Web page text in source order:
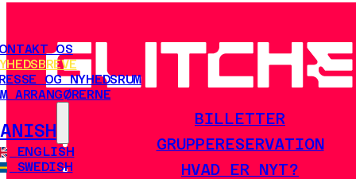
OS
OG NYHEDSRUM
ARRANGØRERNE
ENGLISH
SWEDISH
BILLETTER
GRUPPERESERVATION
HVAD ER NYT?